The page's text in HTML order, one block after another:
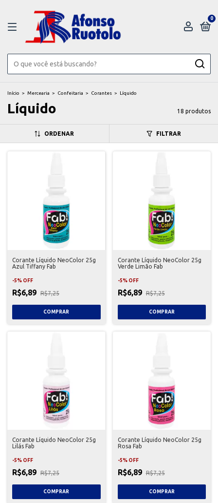
0
Início > Mercearia > Confeitaria > Corantes > Líquido
Líquido 18 produtos
ORDENAR FILTRAR
Corante Líquido NeoColor 25g
Azul Tiffany Fab
-5% OFF
R$6,89 R$7,25
Corante Líquido NeoColor 25g
Verde Limão Fab
-5% OFF
R$6,89 R$7,25
Corante Líquido NeoColor 25g
Lilás Fab
-5% OFF
R$6,89 R$7,25
Corante Líquido NeoColor 25g
Rosa Fab
-5% OFF
R$6,89 R$7,25